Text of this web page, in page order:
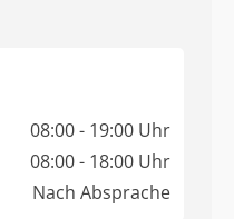
08:00 - 19:00 Uhr
08:00 - 18:00 Uhr
Nach Absprache